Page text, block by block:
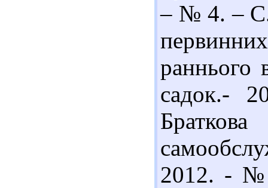
– № 4. – С.
раннього
садок.-
2012. - №